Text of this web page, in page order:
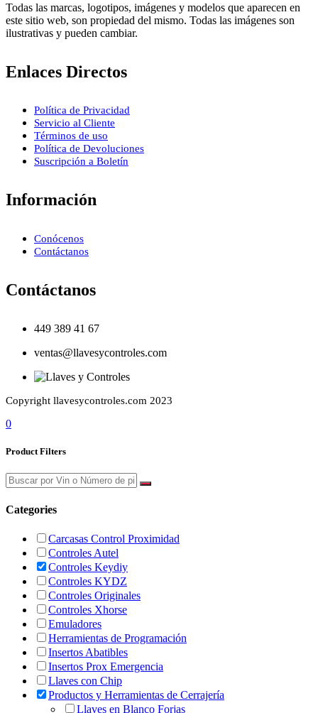
Todas las marcas, logotipos, imágenes y modelos que aparecen en
este sitio web, son propiedad del mismo. Todas las imágenes son
ilustrativas y pueden cambiar.
Enlaces Directos
Política de Privacidad
Servicio al Cliente
Términos de uso
Política de Devoluciones
Suscripción a Boletín
Información
Conócenos
Contáctanos
Contáctanos
449 389 41 67
ventas@llavesycontroles.com
Copyright llavesycontroles.com 2023
0
Product Filters
Categories
Carcasas Control Proximidad
Controles Autel
Controles Keydiy
Controles KYDZ
Controles Originales
Controles Xhorse
Emuladores
Herramientas de Programación
Insertos Abatibles
Insertos Prox Emergencia
Llaves con Chip
Productos y Herramientas de Cerrajería
Llaves en Blanco Forjas